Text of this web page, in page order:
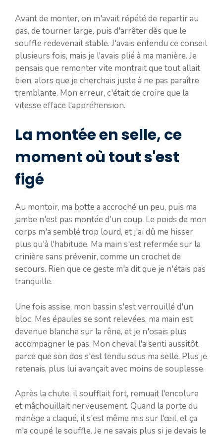
Avant de monter, on m'avait répété de repartir au
pas, de tourner large, puis d'arrêter dès que le
souffle redevenait stable. J'avais entendu ce conseil
plusieurs fois, mais je l'avais plié à ma manière. Je
pensais que remonter vite montrait que tout allait
bien, alors que je cherchais juste à ne pas paraître
tremblante. Mon erreur, c'était de croire que la
vitesse efface l'appréhension.
La montée en selle, ce
moment où tout s'est
figé
Au montoir, ma botte a accroché un peu, puis ma
jambe n'est pas montée d'un coup. Le poids de mon
corps m'a semblé trop lourd, et j'ai dû me hisser
plus qu'à l'habitude. Ma main s'est refermée sur la
crinière sans prévenir, comme un crochet de
secours. Rien que ce geste m'a dit que je n'étais pas
tranquille.
Une fois assise, mon bassin s'est verrouillé d'un
bloc. Mes épaules se sont relevées, ma main est
devenue blanche sur la rêne, et je n'osais plus
accompagner le pas. Mon cheval l'a senti aussitôt,
parce que son dos s'est tendu sous ma selle. Plus je
retenais, plus lui avançait avec moins de souplesse.
Après la chute, il soufflait fort, remuait l'encolure
et mâchouillait nerveusement. Quand la porte du
manège a claqué, il s'est même mis sur l'œil, et ça
m'a coupé le souffle. Je ne savais plus si je devais le